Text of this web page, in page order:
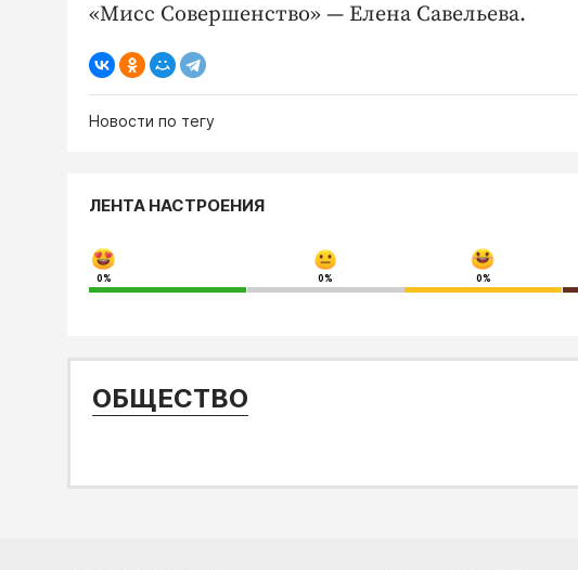
«Мисс Совершенство» — Елена Савельева.
Новости по тегу
ЛЕНТА НАСТРОЕНИЯ
0% 0% 0%
ОБЩЕСТВО